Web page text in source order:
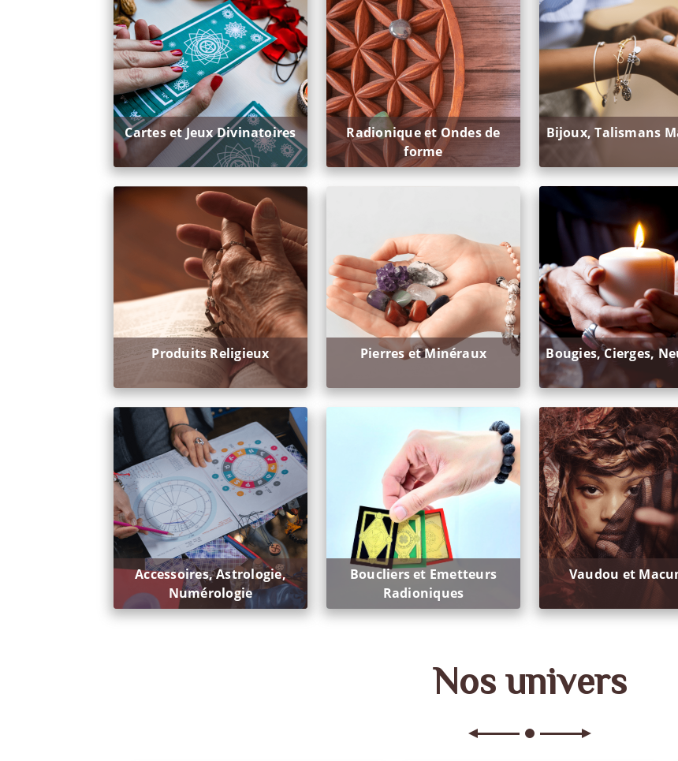
Cartes et Jeux Divinatoires
Radionique et Ondes de
forme
Bijoux, Talismans
Produits Religieux Pierres et Minéraux Bougies, Cierges,
Accessoires, Astrologie,
Numérologie
Boucliers et Emetteurs
Radioniques
Vaudou et
Nos univers